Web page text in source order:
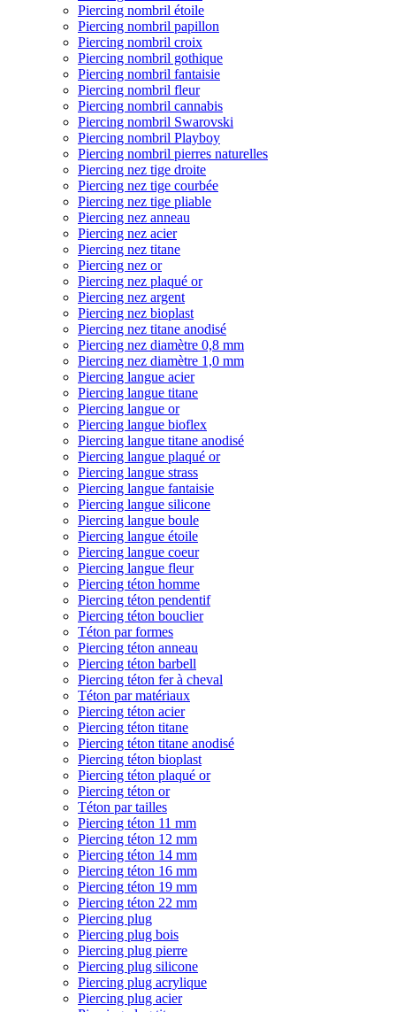
Piercing nombril étoile
Piercing nombril papillon
Piercing nombril croix
Piercing nombril gothique
Piercing nombril fantaisie
Piercing nombril fleur
Piercing nombril cannabis
Piercing nombril Swarovski
Piercing nombril Playboy
Piercing nombril pierres naturelles
Piercing nez tige droite
Piercing nez tige courbée
Piercing nez tige pliable
Piercing nez anneau
Piercing nez acier
Piercing nez titane
Piercing nez or
Piercing nez plaqué or
Piercing nez argent
Piercing nez bioplast
Piercing nez titane anodisé
Piercing nez diamètre 0,8 mm
Piercing nez diamètre 1,0 mm
Piercing langue acier
Piercing langue titane
Piercing langue or
Piercing langue bioflex
Piercing langue titane anodisé
Piercing langue plaqué or
Piercing langue strass
Piercing langue fantaisie
Piercing langue silicone
Piercing langue boule
Piercing langue étoile
Piercing langue coeur
Piercing langue fleur
Piercing téton homme
Piercing téton pendentif
Piercing téton bouclier
Téton par formes
Piercing téton anneau
Piercing téton barbell
Piercing téton fer à cheval
Téton par matériaux
Piercing téton acier
Piercing téton titane
Piercing téton titane anodisé
Piercing téton bioplast
Piercing téton plaqué or
Piercing téton or
Téton par tailles
Piercing téton 11 mm
Piercing téton 12 mm
Piercing téton 14 mm
Piercing téton 16 mm
Piercing téton 19 mm
Piercing téton 22 mm
Piercing plug
Piercing plug bois
Piercing plug pierre
Piercing plug silicone
Piercing plug acrylique
Piercing plug acier